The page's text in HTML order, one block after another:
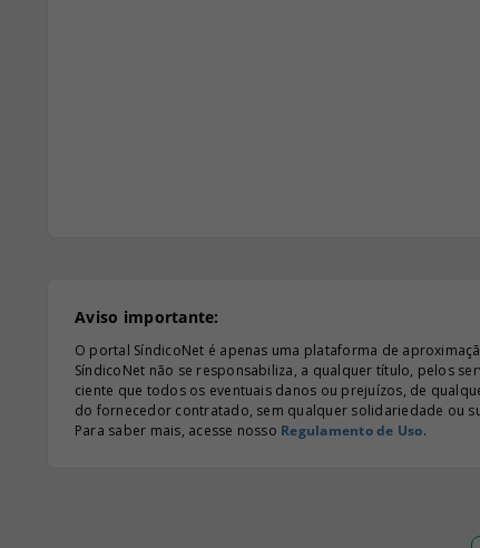
Aviso importante:
O portal SíndicoNet é apenas uma plataforma de
SíndicoNet não se responsabiliza, a qualquer título, pelos
ciente que todos os eventuais danos ou prejuízos, de
do fornecedor contratado, sem qualquer solidariedade ou
Para saber mais, acesse nosso Regulamento de Uso.